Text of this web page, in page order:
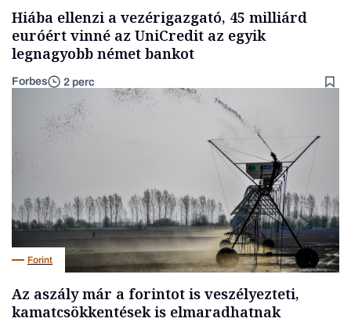
Hiába ellenzi a vezérigazgató, 45 milliárd
euróért vinné az UniCredit az egyik
legnagyobb német bankot
Forbes 2 perc
Forint
Az aszály már a forintot is veszélyezteti,
kamatcsökkentések is elmaradhatnak